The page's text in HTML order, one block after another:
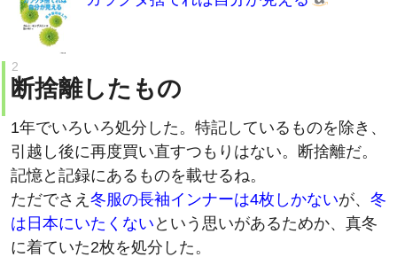
断捨離したもの
1年でいろいろ処分した。特記しているものを除き、
引越し後に再度買い直すつもりはない。断捨離だ。
記憶と記録にあるものを載せるね。
ただでさえ 冬服の長袖インナーは4枚しかないが、 冬
は日本にいたくない という思いがあるためか、真冬
に着ていた2枚を処分した。